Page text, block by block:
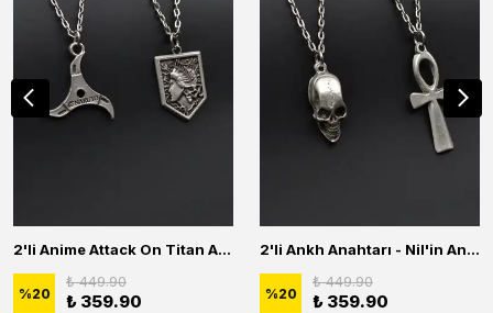
2'li Anime Attack On Titan Acrylic Maria Anime Naruto Erkek Kadın Kolye Seti
%20
₺ 449.90
₺ 359.90
2'li Ankh Anahtarı - Nil'in Anahtarı - Kuru Kafa Erkek Kadın Kolye Seti
%20
₺ 449.90
₺ 359.90